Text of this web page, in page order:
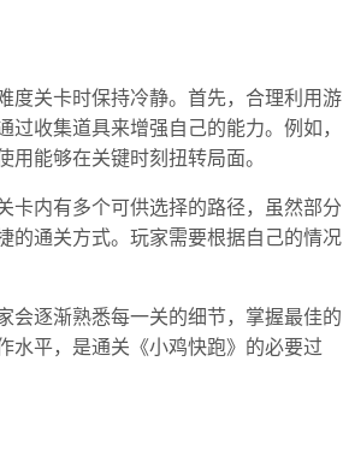
度关卡时保持冷静。首先，合理利用游
收集道具来增强自己的能力。例如，
能够在关键时刻扭转局面。
卡内有多个可供选择的路径，虽然部分
的通关方式。玩家需要根据自己的情况
会逐渐熟悉每一关的细节，掌握最佳的
水平，是通关《小鸡快跑》的必要过